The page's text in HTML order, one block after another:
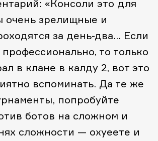
«Консоли это для
очень зрелищные и
за день-два… Если
то только
в клане в калду 2, вот это
вспоминать. Да те же
попробуйте
ботов на сложном и
сложности — охуеете и